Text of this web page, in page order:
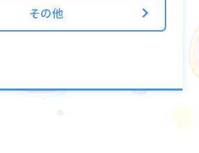
値の上限を拡張したいユニッ
強化に使用すると消滅します
越の果実」を使用して限界
上げた後、攻め・生命・癒し
その他